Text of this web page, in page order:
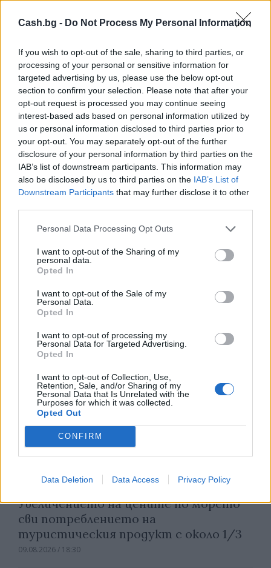
Cash.bg - Do Not Process My Personal Information
If you wish to opt-out of the sale, sharing to third parties, or
processing of your personal or sensitive information for
targeted advertising by us, please use the below opt-out
section to confirm your selection. Please note that after your
opt-out request is processed you may continue seeing
interest-based ads based on personal information utilized by
us or personal information disclosed to third parties prior to
your opt-out. You may separately opt-out of the further
disclosure of your personal information by third parties on the
IAB’s list of downstream participants. This information may
also be disclosed by us to third parties on the IAB’s List of
Downstream Participants that may further disclose it to other
Personal Data Processing Opt Outs
I want to opt-out of the Sharing of my
personal data.
Opted In
I want to opt-out of the Sale of my
Personal Data.
Opted In
I want to opt-out of processing my
Personal Data for Targeted Advertising.
Opted In
I want to opt-out of Collection, Use,
Retention, Sale, and/or Sharing of my
Personal Data that Is Unrelated with the
Purposes for which it was collected.
Opted Out
CONFIRM
Data Deletion Data Access Privacy Policy
Цените на петрола се покачват
10.08.2026 / 15:00
Увеличението на цените по морето
сви потреблението на
туристическия продукт с около 1/3
09.08.2026 / 18:30